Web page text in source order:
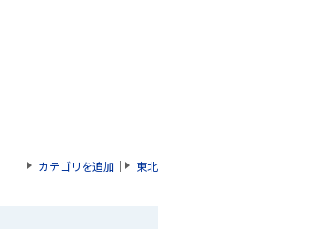
カテゴリを追加 ｜ 東北